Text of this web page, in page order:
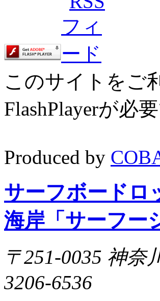
このサイトをご
FlashPlayerが必
Produced by
サーフボードロ
海岸「サーフー
〒251-0035 神奈
3206-6536